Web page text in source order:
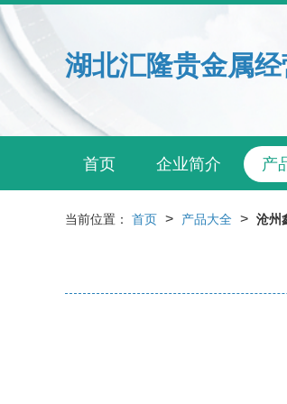
湖北汇隆贵金属经
首页 企业简介 产
当前位置： 首页 > 产品大全 > 沧州